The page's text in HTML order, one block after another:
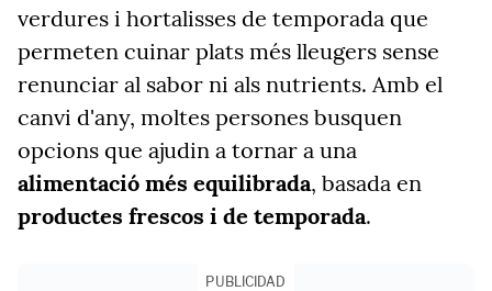
verdures i hortalisses de temporada que
permeten cuinar plats més lleugers sense
renunciar al sabor ni als nutrients. Amb el
canvi d'any, moltes persones busquen
opcions que ajudin a tornar a una
alimentació més equilibrada, basada en
productes frescos i de temporada.
PUBLICIDAD